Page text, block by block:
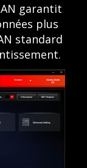
garantit
plus
standard